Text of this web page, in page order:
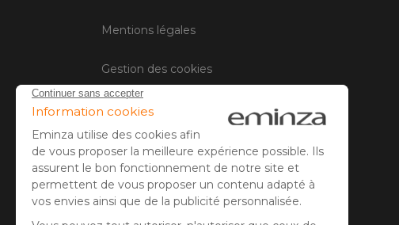
Mentions légales
Gestion des cookies
Avis client
Paiement sécurisé